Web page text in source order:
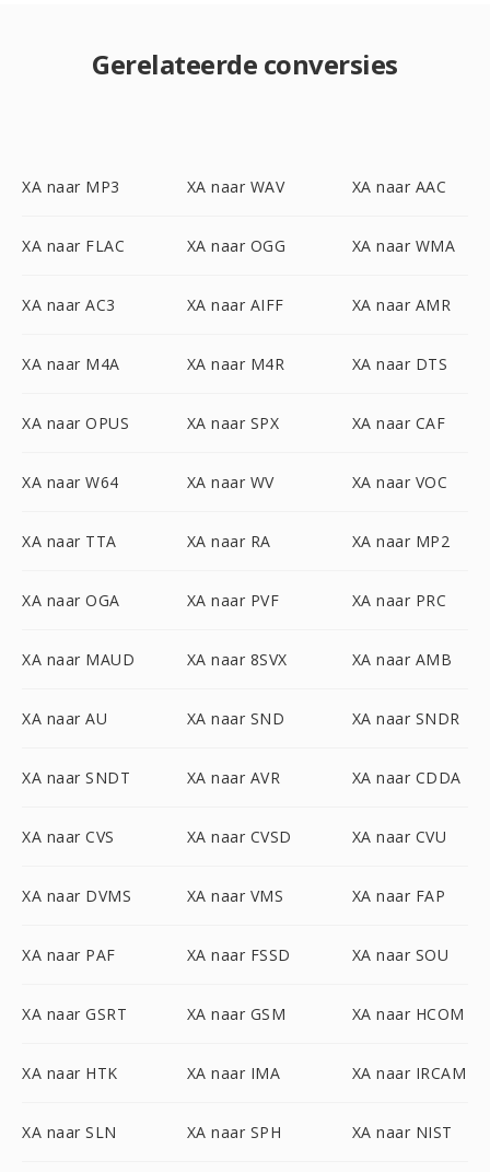
Gerelateerde conversies
XA naar MP3 XA naar WAV XA naar AAC
XA naar FLAC XA naar OGG XA naar WMA
XA naar AC3 XA naar AIFF XA naar AMR
XA naar M4A XA naar M4R XA naar DTS
XA naar OPUS XA naar SPX XA naar CAF
XA naar W64 XA naar WV XA naar VOC
XA naar TTA XA naar RA XA naar MP2
XA naar OGA XA naar PVF XA naar PRC
XA naar MAUD XA naar 8SVX XA naar AMB
XA naar AU XA naar SND XA naar SNDR
XA naar SNDT XA naar AVR XA naar CDDA
XA naar CVS XA naar CVSD XA naar CVU
XA naar DVMS XA naar VMS XA naar FAP
XA naar PAF XA naar FSSD XA naar SOU
XA naar GSRT XA naar GSM XA naar HCOM
XA naar HTK XA naar IMA XA naar IRCAM
XA naar SLN XA naar SPH XA naar NIST